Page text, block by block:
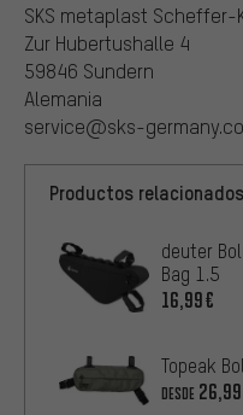
SKS metaplast Scheffer-
Zur Hubertushalle 4
59846 Sundern
Alemania
service@sks-
Productos relacionados
deuter
Bag 1.5
16,99€
Topeak
DESDE